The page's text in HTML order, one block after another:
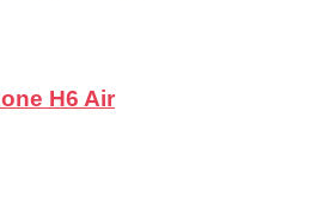
H6 Air